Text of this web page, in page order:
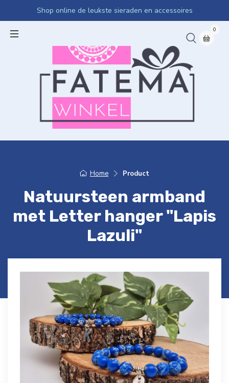
Shop online de leukste sieraden en accessoires
0
Home Product
Natuursteen armband
met Letter hanger "Lapis
Lazuli"